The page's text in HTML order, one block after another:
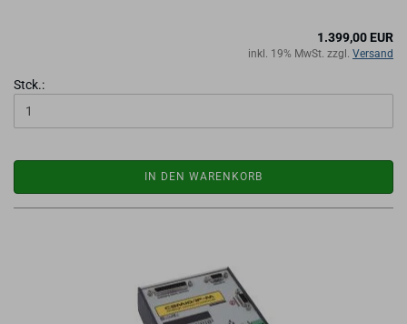
1.399,00 EUR
inkl. 19% MwSt. zzgl. Versand
Stck.:
IN DEN WARENKORB